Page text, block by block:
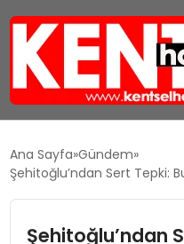
EKONOMI
Ana Sayfa Gündem
Şehitoğlu’ndan Sert Tepki:
Şehitoğlu’ndan